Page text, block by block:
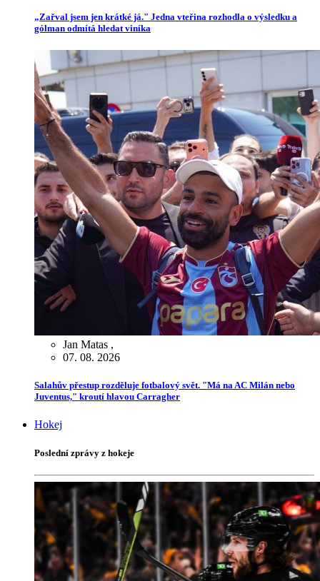
„Zařval jsem jen krátké já." Jedna vteřina rozhodla o výsledku a
gólman odmítá hledat viníka
Jan Matas ,
07. 08. 2026
Salahův přestup rozděluje fotbalový svět. "Má na AC Milán nebo
Juventus," kroutí hlavou Carragher
Hokej
Poslední zprávy z hokeje